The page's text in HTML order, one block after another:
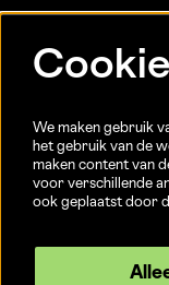
We maken gebruik
het gebruik van de
maken content van
voor verschillende
ook geplaatst door